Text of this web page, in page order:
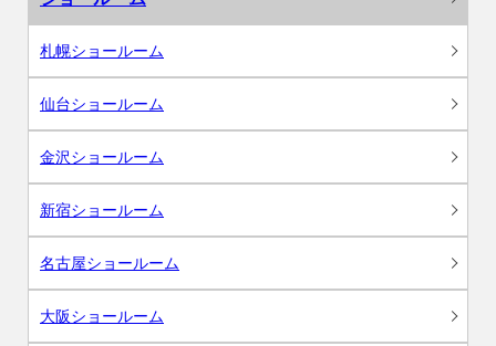
札幌ショールーム
仙台ショールーム
金沢ショールーム
新宿ショールーム
名古屋ショールーム
大阪ショールーム